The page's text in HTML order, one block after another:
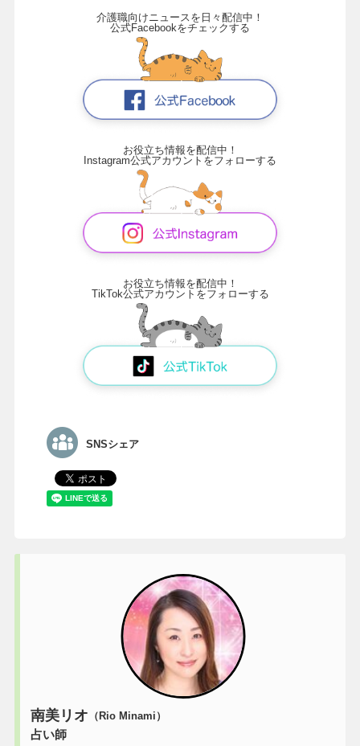
介護職向けニュースを日々配信中！
公式Facebookをチェックする
お役立ち情報を配信中！
Instagram公式アカウントをフォローする
お役立ち情報を配信中！
TikTok公式アカウントをフォローする
SNSシェア
南美リオ （Rio Minami）
占い師